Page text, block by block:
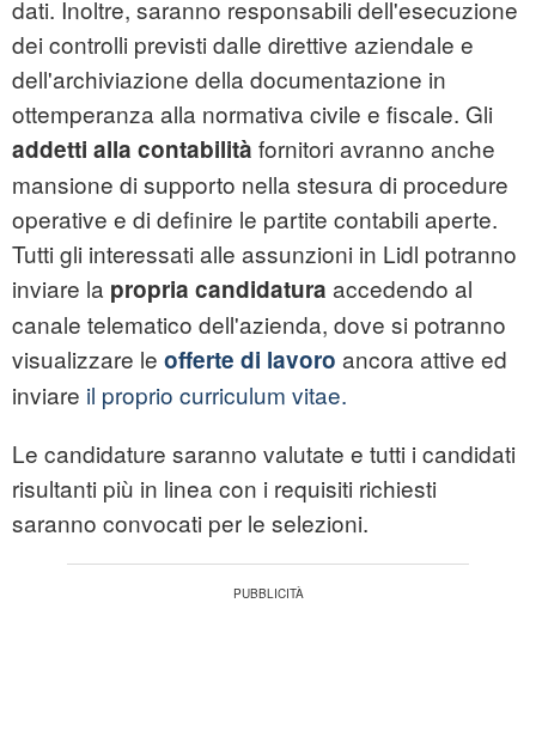
dati. Inoltre, saranno responsabili dell'esecuzione
dei controlli previsti dalle direttive aziendale e
dell'archiviazione della documentazione in
ottemperanza alla normativa civile e fiscale. Gli
addetti alla contabilità fornitori avranno anche
mansione di supporto nella stesura di procedure
operative e di definire le partite contabili aperte.
Tutti gli interessati alle assunzioni in Lidl potranno
inviare la propria candidatura accedendo al
canale telematico dell'azienda, dove si potranno
visualizzare le offerte di lavoro ancora attive ed
inviare il proprio curriculum vitae.
Le candidature saranno valutate e tutti i candidati
risultanti più in linea con i requisiti richiesti
saranno convocati per le selezioni.